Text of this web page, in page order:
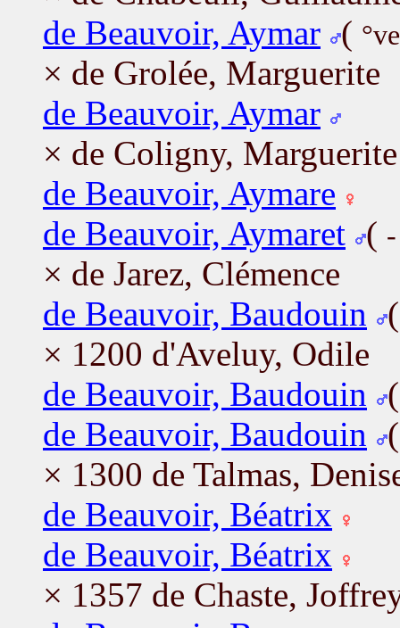
de Beauvoir, Aymar (
× de Grolée, Marguerite
de Beauvoir, Aymar
× de Coligny, Marguerite
de Beauvoir, Aymare
de Beauvoir, Aymaret (
× de Jarez, Clémence
de Beauvoir, Baudouin
× 1200 d'Aveluy, Odile
de Beauvoir, Baudouin
de Beauvoir, Baudouin
× 1300 de Talmas,
de Beauvoir, Béatrix
de Beauvoir, Béatrix
× 1357 de Chaste,